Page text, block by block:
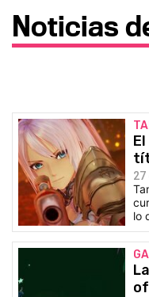
Noticias
27
lo